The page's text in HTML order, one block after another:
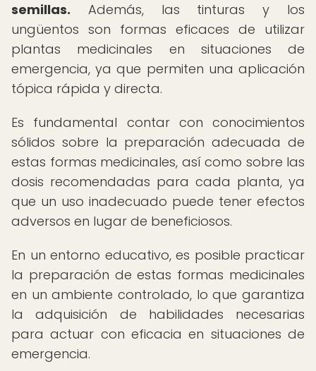
semillas. Además, las tinturas y los
ungüentos son formas eficaces de utilizar
plantas medicinales en situaciones de
emergencia, ya que permiten una aplicación
tópica rápida y directa.
Es fundamental contar con conocimientos
sólidos sobre la preparación adecuada de
estas formas medicinales, así como sobre las
dosis recomendadas para cada planta, ya
que un uso inadecuado puede tener efectos
adversos en lugar de beneficiosos.
En un entorno educativo, es posible practicar
la preparación de estas formas medicinales
en un ambiente controlado, lo que garantiza
la adquisición de habilidades necesarias
para actuar con eficacia en situaciones de
emergencia.